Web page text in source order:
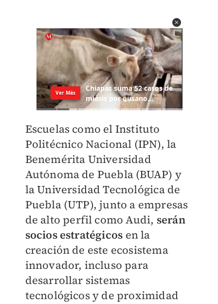
Escuelas como el Instituto
Politécnico Nacional (IPN), la
Benemérita Universidad
Autónoma de Puebla (BUAP) y
la Universidad Tecnológica de
Puebla (UTP), junto a empresas
de alto perfil como Audi, serán
socios estratégicos en la
creación de este ecosistema
innovador, incluso para
desarrollar sistemas
tecnológicos y de proximidad